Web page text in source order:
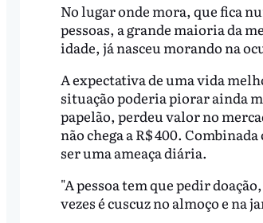
No lugar onde mora, que fica
pessoas, a grande maioria da
idade, já nasceu morando na
A expectativa de uma vida
situação poderia piorar ainda
papelão, perdeu valor no
não chega a R$ 400.
ser uma ameaça diária.
"A pessoa tem que pedir
vezes é cuscuz no almoço e na